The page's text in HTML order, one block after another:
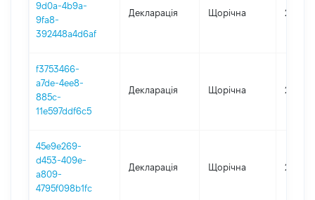
9d0a-4b9a-
9fa8-
392448a4d6af
Декларація Щорічна 2023
f3753466-
a7de-4ee8-
885c-
11e597ddf6c5
Декларація Щорічна 2022
45e9e269-
d453-409e-
a809-
4795f098b1fc
Декларація Щорічна 2021